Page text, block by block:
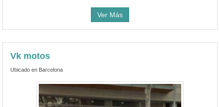
Ver Más
Vk motos
Ubicado en Barcelona